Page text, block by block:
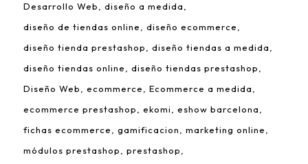
Desarrollo Web
diseño a medida
diseño de tiendas online
diseño ecommerce
diseño tienda prestashop
diseño tiendas a medida
diseño tiendas online
diseño tiendas prestashop
Diseño Web
ecommerce
Ecommerce a medida
ecommerce prestashop
ekomi
eshow barcelona
fichas ecommerce
gamificacion
marketing online
módulos prestashop
prestashop